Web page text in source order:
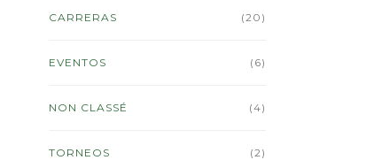
CARRERAS (20)
EVENTOS (6)
NON CLASSÉ (4)
TORNEOS (2)